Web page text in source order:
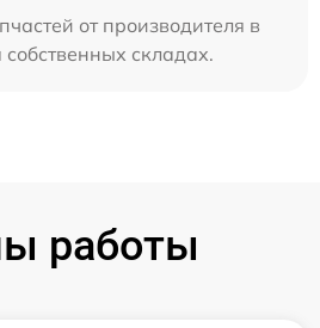
от производителя в
складах.
работы